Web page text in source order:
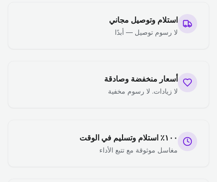
استلام وتوصيل مجاني
لا رسوم توصيل — أبدًا
أسعار منخفضة وصادقة
لا زيادات. لا رسوم مخفية
١٠٠٪ استلام وتسليم في الوقت
مغاسل موثوقة مع تتبع الأداء